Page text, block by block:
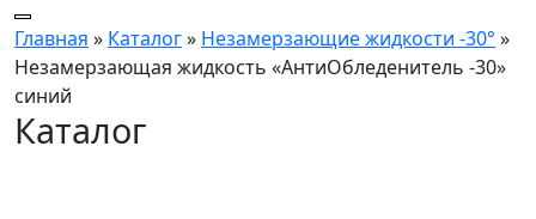
Главная » Каталог» Незамерзающие жидкости -30° »
Незамерзающая жидкость «АнтиОбледенитель -30»
синий
Каталог